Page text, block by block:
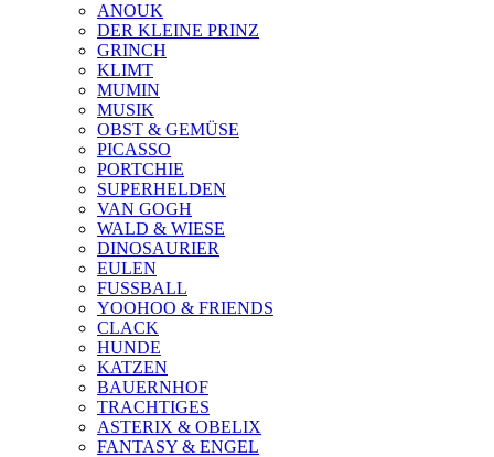
ANOUK
DER KLEINE PRINZ
GRINCH
KLIMT
MUMIN
MUSIK
OBST & GEMÜSE
PICASSO
PORTCHIE
SUPERHELDEN
VAN GOGH
WALD & WIESE
DINOSAURIER
EULEN
FUSSBALL
YOOHOO & FRIENDS
CLACK
HUNDE
KATZEN
BAUERNHOF
TRACHTIGES
ASTERIX & OBELIX
FANTASY & ENGEL